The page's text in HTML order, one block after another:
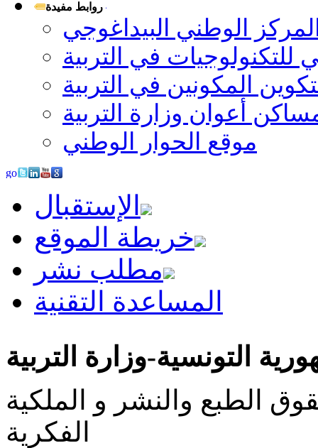
روابط مفيدة
الوطني البيداغوجي
للتكنولوجيات في التربية
المكونين في التربية
أعوان وزارة التربية
موقع الحوار الوطني
الإستقبال
خريطة الموقع
مطلب نشر
المساعدة التقنية
التونسية-وزارة التربية
الطبع والنشر و الملكية
الفكرية